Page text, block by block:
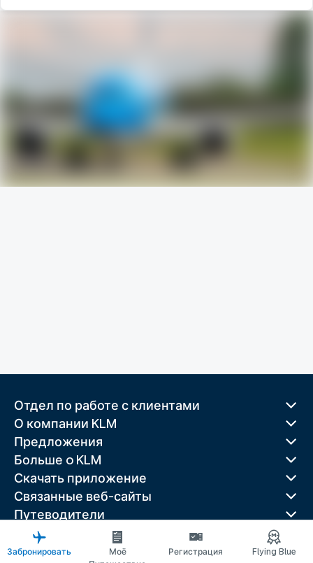
Отдел по работе с клиентами
О компании KLM
Предложения
Больше o KLM
Скачать приложение
Связанные веб-сайты
Путеводители
Лучшие направления
Популярные страны
Забронировать
Моё
Регистрация Flying Blue